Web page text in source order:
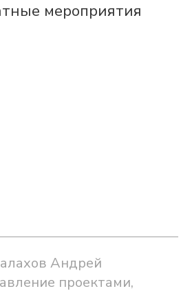
мероприятия
Андрей
проектами,